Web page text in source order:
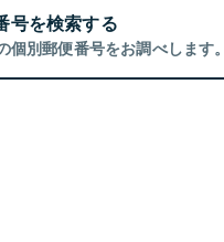
号を検索する
個別郵便番号をお調べします。